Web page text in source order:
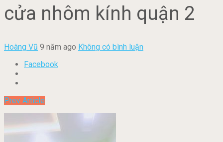
cửa nhôm kính quận 2
Hoàng Vũ 9 năm ago Không có bình luận
Facebook
Prev Article